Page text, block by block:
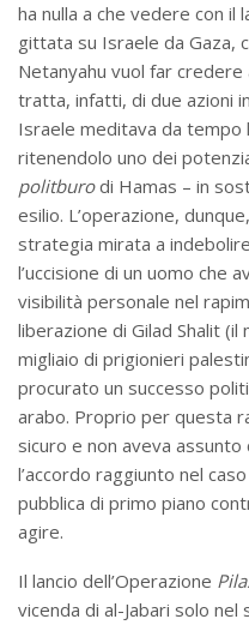
ha nulla a che vedere con il
gittata su Israele da Gaza,
Netanyahu vuol far credere
tratta, infatti, di due azioni
Israele meditava da tempo
ritenendolo uno dei
politburodi Hamas – in
esilio. L’operazione,
strategia mirata a
l’uccisione di un uomo che
visibilità personale nel
liberazione di Gilad Shalit (il
migliaio di prigionieri
procurato un successo
arabo. Proprio per questa
sicuro e non aveva
l’accordo raggiunto nel
pubblica di primo piano
agire.
Il lancio dell’Operazione
vicenda di al-Jabari solo